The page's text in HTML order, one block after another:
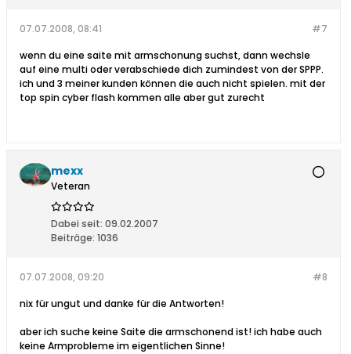
#7
07.07.2008, 08:41
wenn du eine saite mit armschonung suchst, dann wechsle
auf eine multi oder verabschiede dich zumindest von der SPPP.
ich und 3 meiner kunden können die auch nicht spielen. mit der
top spin cyber flash kommen alle aber gut zurecht
mexx
Veteran
Dabei seit: 09.02.2007
Beiträge: 1036
#8
07.07.2008, 09:20
nix für ungut und danke für die Antworten!
aber ich suche keine Saite die armschonend ist! ich habe auch
keine Armprobleme im eigentlichen Sinne!